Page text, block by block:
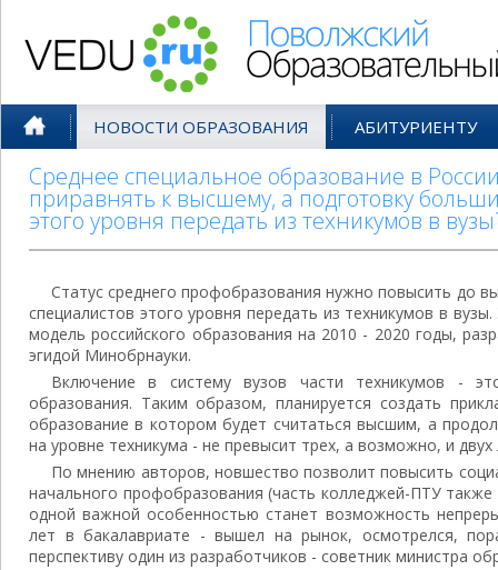
НОВОСТИ ОБРАЗОВАНИЯ АБИТУРИЕНТУ
Среднее специальное образование в
приравнять к высшему, а подготовку
этого уровня передать из техникумов в
Статус среднего профобразования нужно повысить до
специалистов этого уровня передать из техникумов в
модель российского образования на 2010 - 2020 годы,
эгидой Минобрнауки.
Включение в систему вузов части техникумов -
образования. Таким образом, планируется создать
образование в котором будет считаться высшим, а
на уровне техникума - не превысит трех, а возможно, и двух
По мнению авторов, новшество позволит повысить
начального профобразования (часть колледжей-ПТУ также
одной важной особенностью станет возможность
лет в бакалавриате - вышел на рынок, осмотрелся,
перспективу один из разработчиков - советник министра